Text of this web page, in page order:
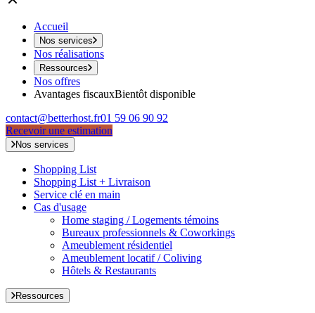
Accueil
Nos services
Nos réalisations
Ressources
Nos offres
Avantages fiscauxBientôt disponible
contact@betterhost.fr01 59 06 90 92
Recevoir une estimation
Nos services
Shopping List
Shopping List + Livraison
Service clé en main
Cas d'usage
Home staging / Logements témoins
Bureaux professionnels & Coworkings
Ameublement résidentiel
Ameublement locatif / Coliving
Hôtels & Restaurants
Ressources